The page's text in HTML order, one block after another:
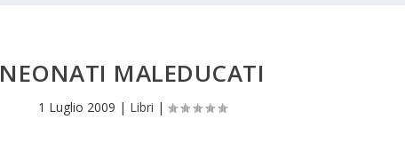
NEONATI MALEDUCATI
1 Luglio 2009 | Libri |